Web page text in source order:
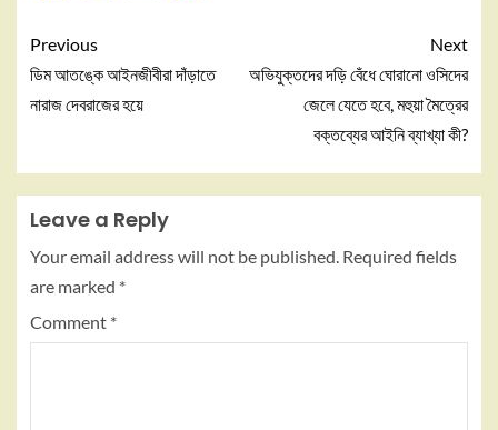
Previous
ডিম আতঙ্কে আইনজীবীরা দাঁড়াতে
নারাজ দেবরাজের হয়ে
Next
অভিযুক্তদের দড়ি বেঁধে ঘোরানো ওসিদের
জেলে যেতে হবে, মহুয়া মৈত্রের
বক্তব্যের আইনি ব্যাখ্যা কী?
Leave a Reply
Your email address will not be published. Required fields
are marked *
Comment *